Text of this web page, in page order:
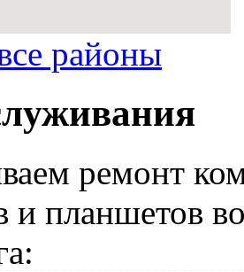
районы
ремонт
и планшетов